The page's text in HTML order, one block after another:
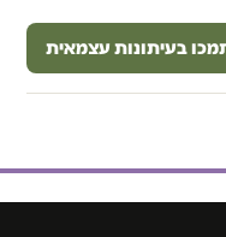
בעיתונות עצמאית